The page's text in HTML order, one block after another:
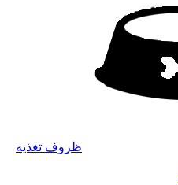
ظروف تغذیه